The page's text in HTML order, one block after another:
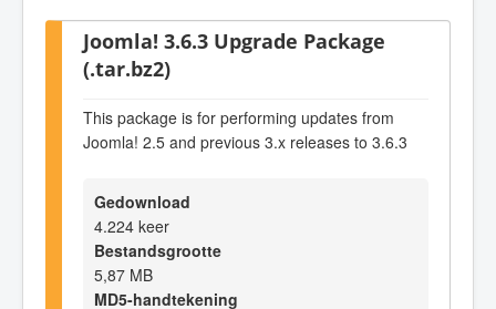
Joomla! 3.6.3 Upgrade Package
(.tar.bz2)
This package is for performing updates from
Joomla! 2.5 and previous 3.x releases to 3.6.3
Gedownload
4.224 keer
Bestandsgrootte
5,87 MB
MD5-handtekening